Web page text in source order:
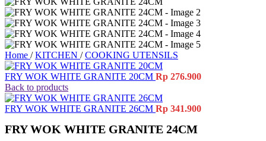
Home / KITCHEN / COOKING UTENSILS
FRY WOK WHITE GRANITE 20CM Rp 276.900
Back to products
FRY WOK WHITE GRANITE 26CM Rp 341.900
FRY WOK WHITE GRANITE 24CM